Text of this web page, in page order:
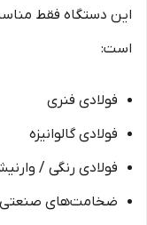
است:
فولادی فنری
فولادی گالوانیزه
فولادی رنگی /
ضخامت‌های صنعتی 0.6 تا 1 میلی‌متر